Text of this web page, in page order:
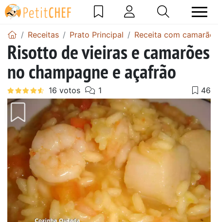
Receitas Prato Principal Receita com camarão
Risotto de vieiras e camarões
no champagne e açafrão